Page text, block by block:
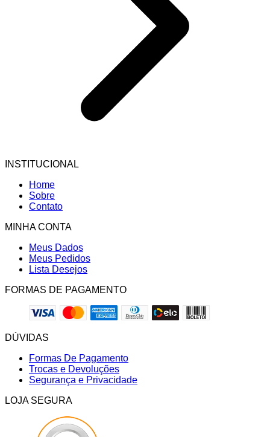
INSTITUCIONAL
Home
Sobre
Contato
MINHA CONTA
Meus Dados
Meus Pedidos
Lista Desejos
FORMAS DE PAGAMENTO
DÚVIDAS
Formas De Pagamento
Trocas e Devoluções
Segurança e Privacidade
LOJA SEGURA